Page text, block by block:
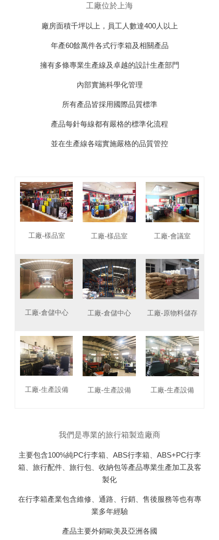
工廠位於上海
廠房面積千坪以上，員工人數達400人以上
年產60餘萬件各式行李箱及相關產品
擁有多條專業生產線及卓越的設計生產部門
內部實施科學化管理
所有產品皆採用國際品質標準
產品每針每線都有嚴格的標準化流程
並在生產線各端實施嚴格的品質管控
工廠-樣品室 工廠-樣品室 工廠-會議室
工廠-倉儲中心 工廠-倉儲中心 工廠-原物料儲存
工廠-生產設備 工廠-生產設備 工廠-生產設備
我們是專業的旅行箱製造廠商
主要包含100%純PC行李箱、ABS行李箱、ABS+PC行李
箱、旅行配件、旅行包、收納包等產品專業生產加工及客
製化
在行李箱產業包含維修、通路、行銷、售後服務等也有專
業多年經驗
產品主要外銷歐美及亞洲各國